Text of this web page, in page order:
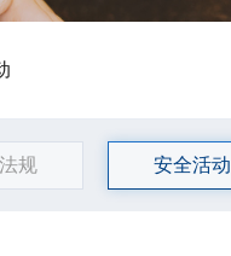
规 安全活动